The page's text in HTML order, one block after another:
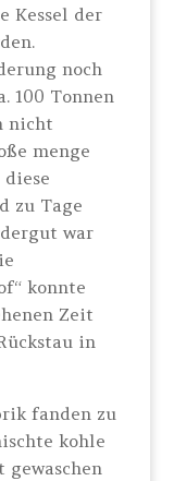
Kessel der
noch
100 Tonnen
nicht
menge
zu Tage
war
konnte
Zeit
in
fanden zu
kohle
gewaschen